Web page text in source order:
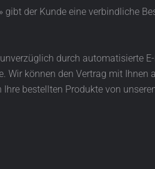
der Kunde eine verbindliche
durch automatisierte
Wir können den Vertrag mit
bestellten Produkte von